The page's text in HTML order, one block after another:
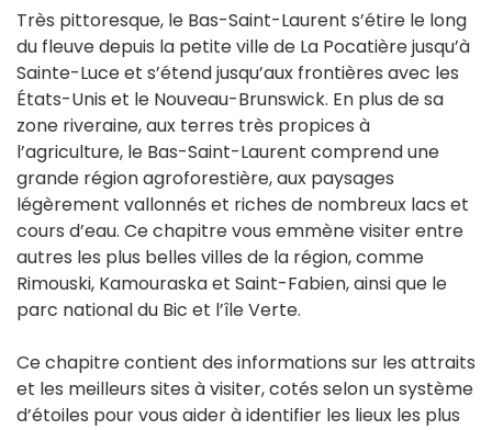
Très pittoresque, le Bas-Saint-Laurent s’étire le long
du fleuve depuis la petite ville de La Pocatière jusqu’à
Sainte-Luce et s’étend jusqu’aux frontières avec les
États-Unis et le Nouveau-Brunswick. En plus de sa
zone riveraine, aux terres très propices à
l’agriculture, le Bas-Saint-Laurent comprend une
grande région agroforestière, aux paysages
légèrement vallonnés et riches de nombreux lacs et
cours d’eau. Ce chapitre vous emmène visiter entre
autres les plus belles villes de la région, comme
Rimouski, Kamouraska et Saint-Fabien, ainsi que le
parc national du Bic et l’île Verte.
Ce chapitre contient des informations sur les attraits
et les meilleurs sites à visiter, cotés selon un système
d’étoiles pour vous aider à identifier les lieux les plus